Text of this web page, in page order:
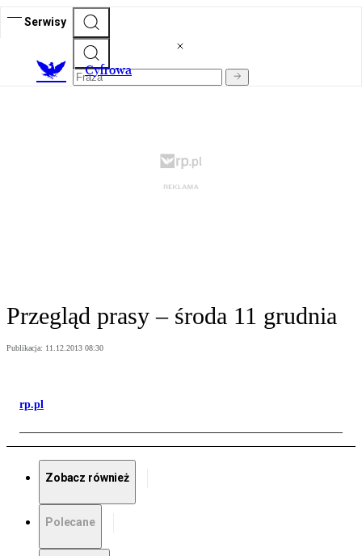
Serwisy
Cyfrowa
Przegląd prasy – środa 11 grudnia
Publikacja: 11.12.2013 08:30
rp.pl
Zobacz również
Polecane